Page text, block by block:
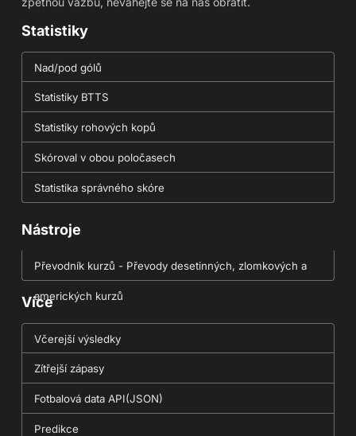
Statistiky
Nad/pod gólů
Statistiky BTTS
Statistiky rohových kopů
Skóroval v obou poločasech
Statistika správného skóre
Nástroje
Převodník kurzů - Převody desetinných, zlomkových a
amerických kurzů
Více
Včerejší výsledky
Zítřejší zápasy
Fotbalová data API(JSON)
Predikce